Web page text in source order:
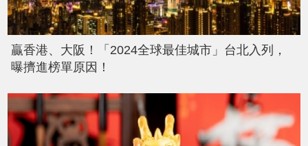
贏香港、大阪！「2024全球最佳城市」台北入列，
曝擠進榜單原因！